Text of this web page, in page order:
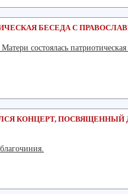
БЕСЕДА С
состоялась патриотическая
КОНЦЕРТ,